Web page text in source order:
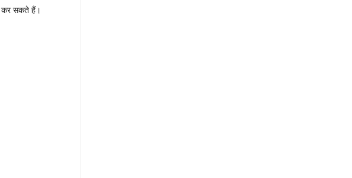
कर सकते हैं।